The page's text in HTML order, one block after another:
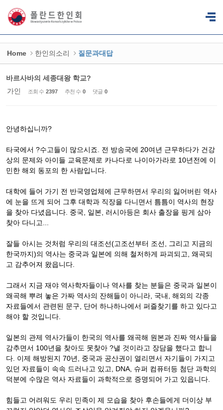
Home 한인의소리 질문과대답
바르사바의 세종대왕 학교?
가인
조회 수 2397 추천 수 0 댓글 0
안녕하십니까?
타국에서 ?수고들이 많으시죠. 전 방송국에 20여년 근무하다가 건강
상의 문제와 아이들 교육문제로 카나다로 나이아가라로 10년전에 이
민한 해외 동포의 한 사람입니다.
대학에 들어 가기 전 반국영업체에 근무하면서 우리의 잃어버린 역사
에 눈을 뜨게 되어 그후 대학과 직장을 다니면서 틈틈이 역사의 현장
을 찾아 다녔읍니다. 중국, 일본, 러시아등은 회사 출장을 핑게 삼아
찾아 다니고...
잘들 아시는 것처럼 우리의 대조선(고조선부터 조선, 그리고 지금의
한국까지)의 역사는 중국과 일본에 의해 철저하게 파괴되고, 왜곡되
고 감추어져 왔읍니다.
그래서 지금 재야 역사학자들이나 역사를 찾는 분들은 중국과 일본이
왜곡해 뿌려 놓은 가짜 역사의 잔해들이 아니라, 국내, 해외의 각종
자료들에서 관련된 문구, 단어 하나하나에서 퍼즐찾기를 하고 있다고
해야 할 것입니다.
일본의 관제 역사가들이 한국의 역사를 왜곡해 원본과 진짜 역사들을
감추면서 100년을 찾아도 못찾아 ?낼 것이라고 장담을 했다고 합니
다. 이제 해방된지 70년, 중국과 공산권이 열리면서 자기들이 가지고
있던 자료들이 속속 드러나고 있고, DNA, 슈퍼 컴퓨터등 첨단 과학의
덕분에 수많은 역사 자료들이 과학적으로 증명되어 가고 있읍니다.
힘들고 어려워도 우리 민족이 제 모습을 찾아 후손들에게 더이상 부